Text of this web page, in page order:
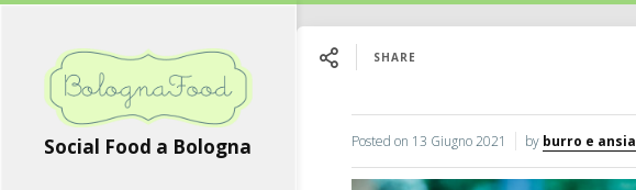
Social Food a Bologna
SHARE
Posted on 13 Giugno 2021 by burro e ansia